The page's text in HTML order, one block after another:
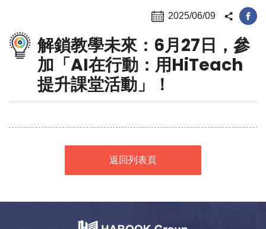
2025/06/09
解鎖教學未來：6月27日，參
加「AI在行動：用HiTeach
提升課堂活動」！
返回列表頁